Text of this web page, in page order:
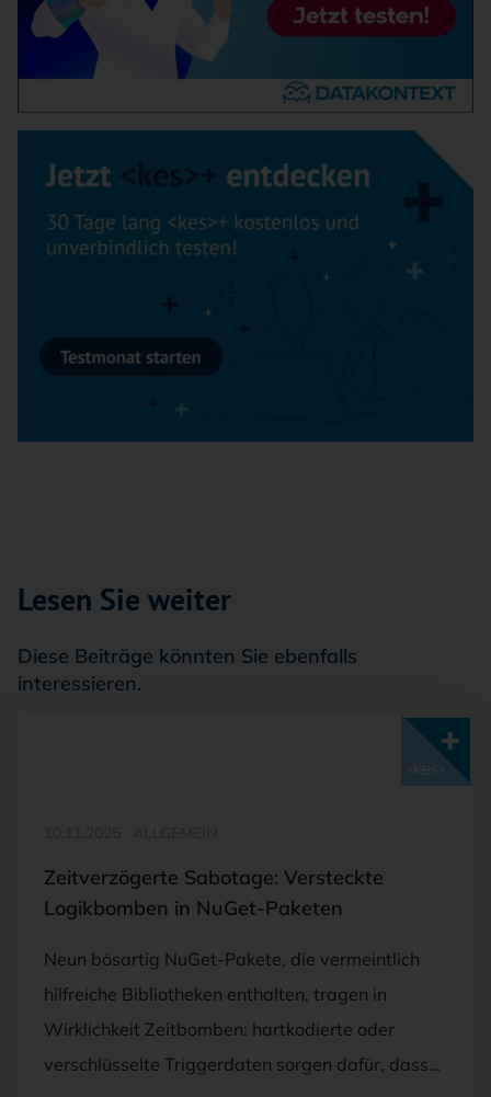
Lesen Sie weiter
Diese Beiträge könnten Sie ebenfalls
interessieren.
Zeitverzögerte Sabotage: Versteckte
Logikbomben in NuGet-Paketen
Neun bösartig NuGet-Pakete, die vermeintlich
hilfreiche Bibliotheken enthalten, tragen in
Wirklichkeit Zeitbomben: hartkodierte oder
verschlüsselte Triggerdaten sorgen dafür, dass…